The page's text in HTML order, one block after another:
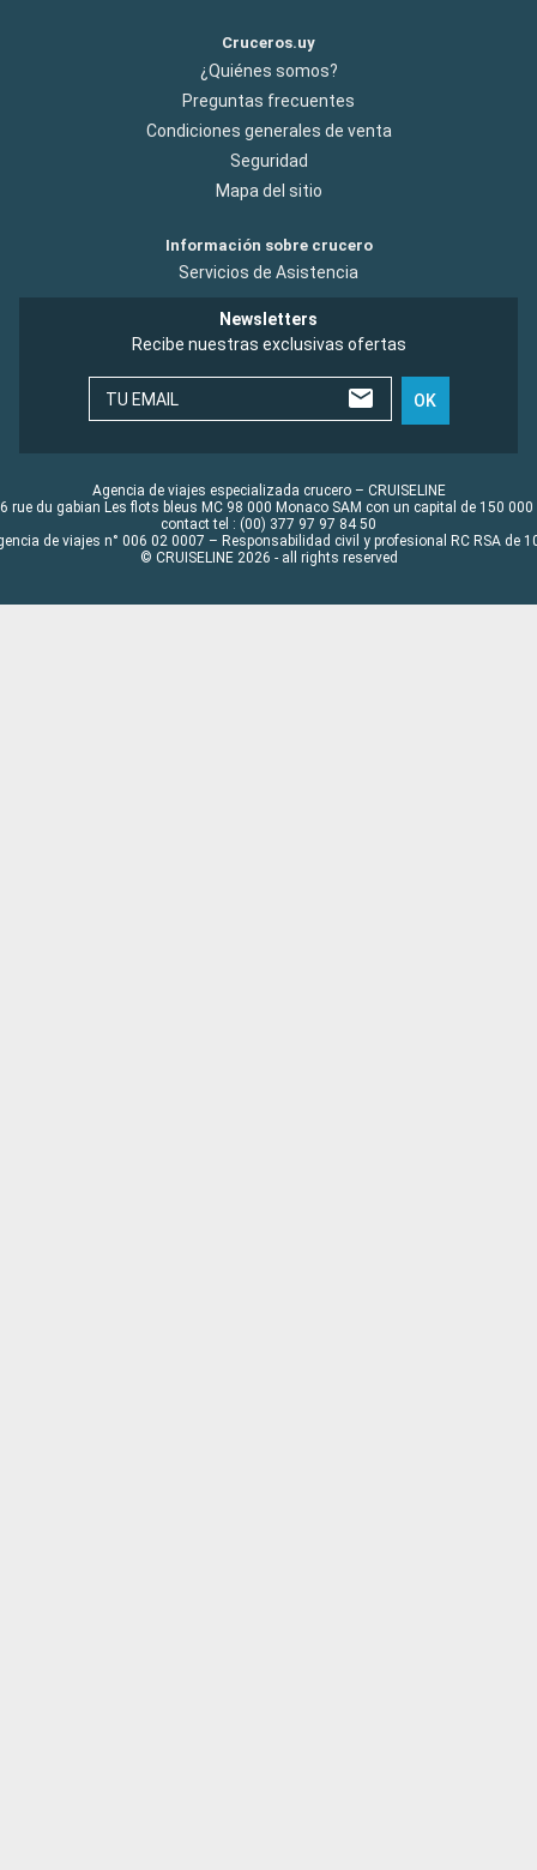
Cruceros.uy
¿Quiénes somos?
Preguntas frecuentes
Condiciones generales de venta
Seguridad
Mapa del sitio
Información sobre crucero
Servicios de Asistencia
Newsletters
Recibe nuestras exclusivas ofertas
TU EMAIL OK
Agencia de viajes especializada crucero – CRUISELINE
rue du gabian Les flots bleus MC 98 000 Monaco SAM con un capital de 150 000
contact tel : (00) 377 97 97 84 50
de viajes n° 006 02 0007 – Responsabilidad civil y profesional RC RSA de
© CRUISELINE 2026 - all rights reserved